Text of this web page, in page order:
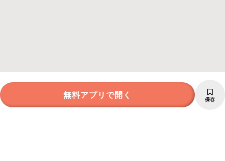
無料アプリで開く 保存